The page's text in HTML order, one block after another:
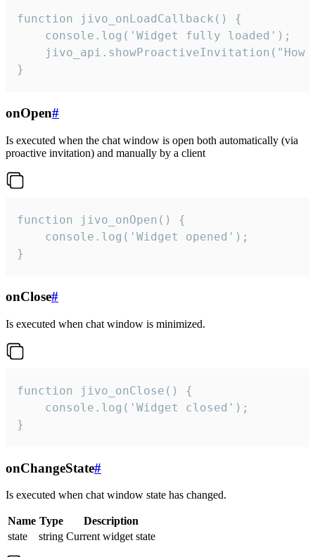
function jivo_onLoadCallback() {
    console.log('Widget fully loaded');
jivo_api.showProactiveInvitation("How
}
onOpen#
Is executed when the chat window is open both automatically (via
proactive invitation) and manually by a client
function jivo_onOpen() {
    console.log('Widget opened');
}
onClose#
Is executed when chat window is minimized.
function jivo_onClose() {
    console.log('Widget closed');
}
onChangeState#
Is executed when chat window state has changed.
Name Type
Description
state
string Current widget state